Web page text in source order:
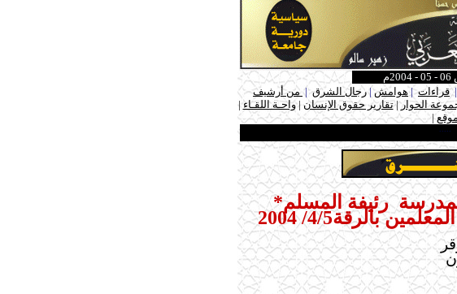
|قراءات|هوامش|رجال الشرق| من أرشيف
الحوار|تقارير حقوق الإنسان|واحـة اللقـاء|
|ـ
رئيفة المسلم*
بالرقة4/5/ 2004